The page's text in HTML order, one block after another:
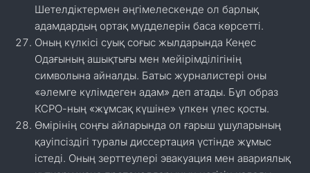
Шетелдіктермен әңгімелескенде ол барлық
адамдардың ортақ мүдделерін баса көрсетті.
Оның күлкісі суық соғыс жылдарында Кеңес
Одағының ашықтығы мен мейірімділігінің
символына айналды. Батыс журналистері оны
«әлемге күлімдеген адам» деп атады. Бұл образ
КСРО-ның «жұмсақ күшіне» үлкен үлес қосты.
Өмірінің соңғы айларында ол ғарыш ұшуларының
қауіпсіздігі туралы диссертация үстінде жұмыс
істеді. Оның зерттеулері эвакуация мен авариялық